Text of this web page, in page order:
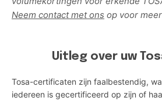
Neem contact met ons op voor
Uitleg over uw
Tosa-certificaten zijn faalbestendig,
iedereen is gecertificeerd op zijn of